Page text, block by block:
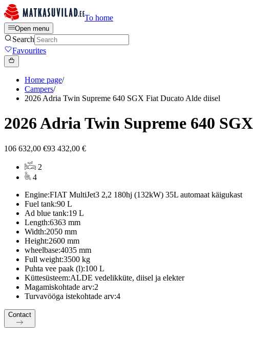
To home
Open menu
Search
Favourites
Home page/
Campers/
2026 Adria Twin Supreme 640 SGX Fiat Ducato Alde diisel
2026 Adria Twin Supreme 640
106 632,00 €93 432,00 €
2
4
Engine:FIAT MultiJet3 2,2 180hj (132kW) 35L automaat käigukast
Fuel tank:90 L
Ad blue tank:19 L
Length:6363 mm
Width:2050 mm
Height:2600 mm
wheelbase:4035 mm
Full weight:3500 kg
Puhta vee paak (l):100 L
Küttesüsteem:ALDE vedelikküte, diisel ja elekter
Magamiskohtade arv:2
Turvavööga istekohtade arv:4
Contact